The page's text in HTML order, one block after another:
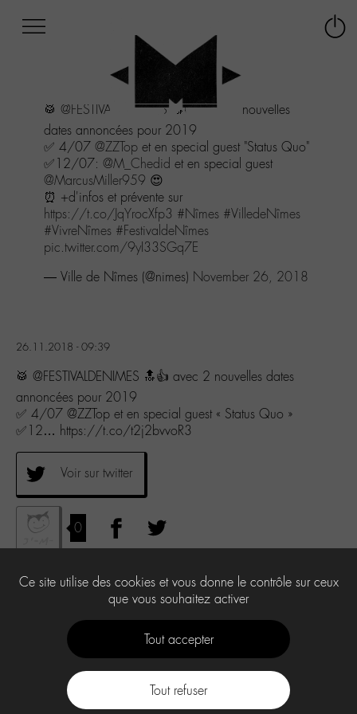
menu
Aller
au
contenu
Aller
recherche
🥁 @FESTIVALDENIMES🔝👍 avec 2 nouvelles
dates annoncées pour 2019
✅ 4/07 @ZZTop et en special guest "Status Quo"
✅12/07: @M_Chedid et en special guest
@MarcusMiller959 😍
⏰ +d'infos et prévente sur
https://t.co/JqYrocXfp3 #Nîmes #VilledeNîmes
#VivreNîmes #FestivaldeNîmes
pic.twitter.com/9yI33SGq7E
— Ville de Nîmes (@nimes) November 26, 2018
26.11.2018 - 09:39
🥁 @FESTIVALDENIMES 🔝👍 avec 2 nouvelles dates
annoncées pour 2019
✅ 4/07 @ZZTop et en special guest « Status Quo »
✅12… https://t.co/t2j2bvvoR3
Voir sur twitter
0
Ce site utilise des cookies et vous donne le contrôle sur ceux
que vous souhaitez activer
Tout accepter
Tout refuser